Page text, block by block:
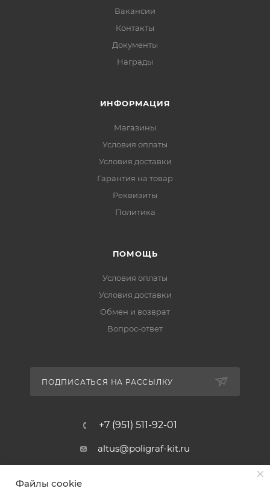
Вакансии
Контакты
Документы
Награды
ИНФОРМАЦИЯ
Магазины
Условия оплаты
Условия доставки
Гарантия на товар
Реквизиты
Политика
ПОМОЩЬ
Условия оплаты
Условия доставки
Обмен и возврат
Вопрос-ответ
ПОДПИСАТЬСЯ НА РАССЫЛКУ
+7 (951) 511-92-01
altus@poligraf-kit.ru
Ростовская обл, Аксайский р-н,
Файлы cookie